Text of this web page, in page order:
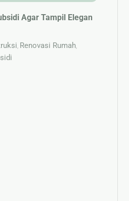
Agar Tampil Elegan
, Renovasi Rumah,